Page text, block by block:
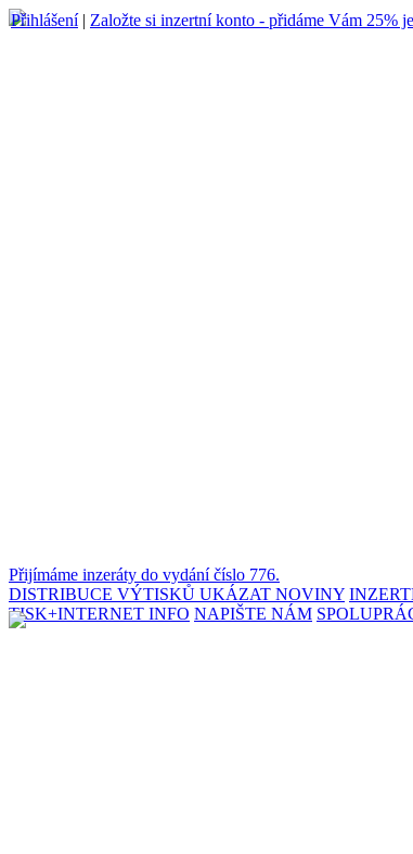
Přihlášení| Založte si inzertní konto - přidáme Vám 25%
Přijímáme inzeráty do vydání číslo 776.
DISTRIBUCE VÝTISKŮ UKÁZAT NOVINY
TISK+INTERNET INFO NAPIŠTE NÁM